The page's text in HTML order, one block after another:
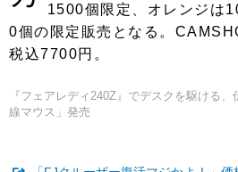
1500個限定、オレンジは
0個の限定販売となる。
税込7700円。
『フェアレディ240Z』でデスクを駆ける
線マウス」発売